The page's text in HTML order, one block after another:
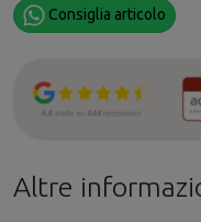
Consiglia articolo
Altre